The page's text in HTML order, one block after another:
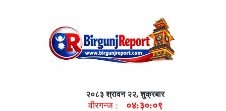
२०८३ श्रावन २२, शुक्रबार
वीरगन्ज : ०४:३०:१०